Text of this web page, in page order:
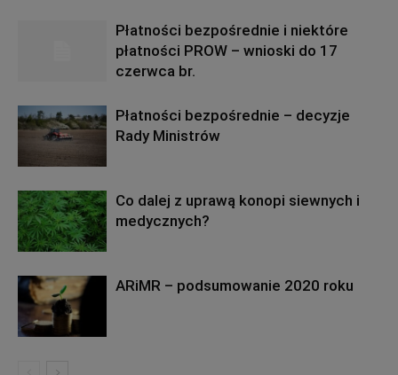
Płatności bezpośrednie i niektóre
płatności PROW – wnioski do 17
czerwca br.
Płatności bezpośrednie – decyzje
Rady Ministrów
Co dalej z uprawą konopi siewnych i
medycznych?
ARiMR – podsumowanie 2020 roku